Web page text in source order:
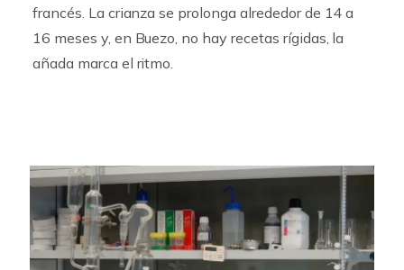
francés. La crianza se prolonga alrededor de 14 a
16 meses y, en Buezo, no hay recetas rígidas, la
añada marca el ritmo.